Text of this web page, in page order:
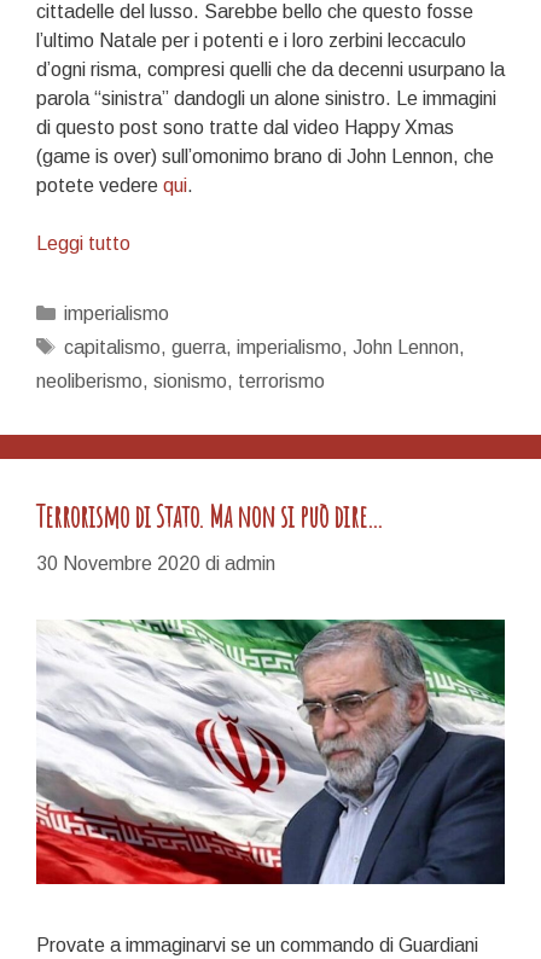
cittadelle del lusso. Sarebbe bello che questo fosse
l’ultimo Natale per i potenti e i loro zerbini leccaculo
d’ogni risma, compresi quelli che da decenni usurpano la
parola “sinistra” dandogli un alone sinistro. Le immagini
di questo post sono tratte dal video Happy Xmas
(game is over) sull’omonimo brano di John Lennon, che
potete vedere qui.
Leggi tuttoChe
il
vostro
Happy
Xmas
(game
over)
Categorie
imperialismo
Tag
capitalismo, guerra, imperialismo, John Lennon,
neoliberismo, sionismo, terrorismo
Terrorismo di Stato. Ma non si può dire…
30 Novembre 2020 di admin
Provate a immaginarvi se un commando di Guardiani